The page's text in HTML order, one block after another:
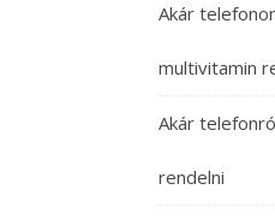
Akár
multivitamin
Akár
rendelni